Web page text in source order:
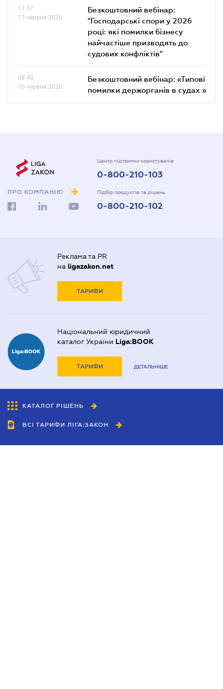
11.57
17 червня 2026
Безкоштовний вебінар:
"Господарські спори у 2026
році: які помилки бізнесу
найчастіше призводять до
судових конфліктів"
09.40
10 червня 2026
Безкоштовний вебінар: «Типові
помилки держорганів в судах »
ПРО КОМПАНІЮ
Центр підтримки користувачів
0-800-210-103
Підбір продуктів та рішень
0-800-210-102
Реклама та PR
на ligazakon.net
ТАРИФИ
Національний юридичний
каталог України Liga:BOOK
ТАРИФИ ДЕТАЛЬНІШЕ
КАТАЛОГ РІШЕНЬ
ВСІ ТАРИФИ ЛІГА:ЗАКОН